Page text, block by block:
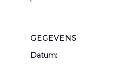
GEGEVENS
Datum: